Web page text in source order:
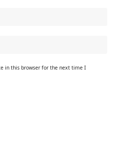
in this browser for the next time I